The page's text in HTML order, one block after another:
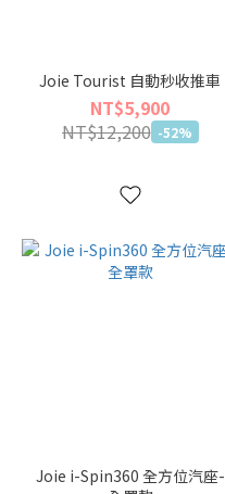
Joie Tourist 自動秒收推車
NT$5,900
NT$12,200 -52%
Joie i-Spin360 全方位汽座-